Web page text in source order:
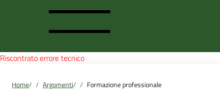
Riscontrato errore tecnico
Home/ Argomenti/ Formazione professionale